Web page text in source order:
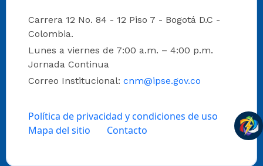
Carrera 12 No. 84 - 12 Piso 7 - Bogotá D.C -
Colombia.
Lunes a viernes de 7:00 a.m. – 4:00 p.m.
Jornada Continua
Correo Institucional: cnm@ipse.gov.co
Política de privacidad y condiciones de uso
Mapa del sitio
Contacto